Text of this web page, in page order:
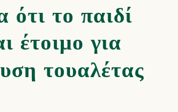
ότι το παιδί
έτοιμο για
τουαλέτας